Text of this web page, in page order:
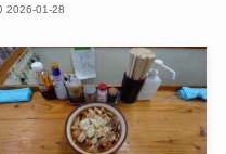
2026-01-28